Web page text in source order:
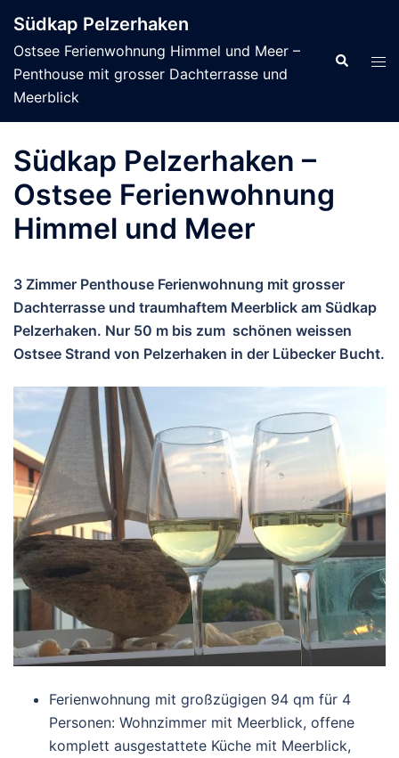
Inhalt
springen
Südkap Pelzerhaken
Ostsee Ferienwohnung Himmel und Meer –
Penthouse mit grosser Dachterrasse und
Meerblick
Suche
Südkap Pelzerhaken –
Ostsee Ferienwohnung
Himmel und Meer
3 Zimmer Penthouse Ferienwohnung mit grosser
Dachterrasse und traumhaftem Meerblick am Südkap
Pelzerhaken. Nur 50 m bis zum schönen weissen
Ostsee Strand von Pelzerhaken in der Lübecker Bucht.
Ferienwohnung mit großzügigen 94 qm für 4
Personen: Wohnzimmer mit Meerblick, offene
komplett ausgestattete Küche mit Meerblick,